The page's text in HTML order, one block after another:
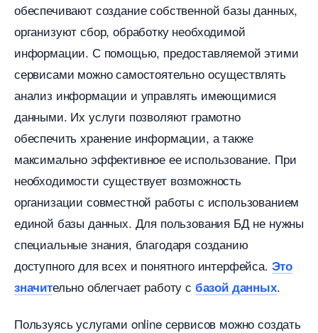
обеспечивают создание собственной базы данных,
организуют сбор, обработку необходимой
информации. С помощью, предоставляемой этими
сервисами можно самостоятельно осуществлять
анализ информации и управлять имеющимися
данными. Их услуги позволяют грамотно
обеспечить хранение информации, а также
максимально эффективное ее использование. При
необходимости существует возможность
организации совместной работы с использованием
единой базы данных. Для пользования БД не нужны
специальные знания, благодаря созданию
доступного для всех и понятного интерфейса. Это
значительно облегчает работу с азой данных.
Пользуясь услугами online сервисов можно создать